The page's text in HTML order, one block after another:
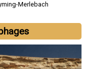
Merlebach